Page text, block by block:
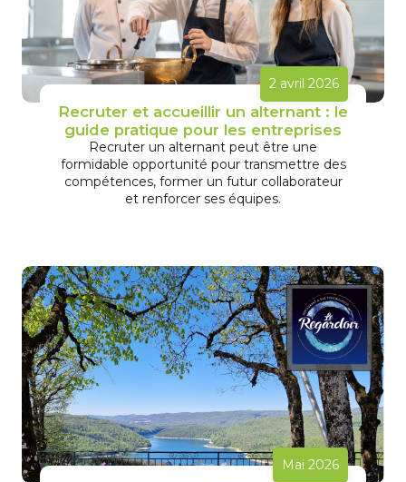
2 avril 2026
Recruter et accueillir un alternant : le
guide pratique pour les entreprises
Recruter un alternant peut être une
formidable opportunité pour transmettre des
compétences, former un futur collaborateur
et renforcer ses équipes.
Mai 2026